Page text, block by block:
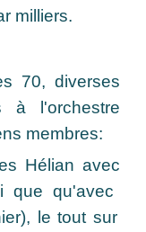
milliers.
70, diverses
à l'orchestre
membres:
Hélian avec
que qu'avec
le tout sur